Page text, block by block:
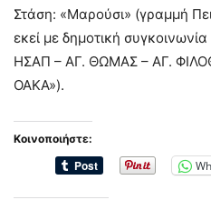
Στάση: «Μαρούσι» (γραμμή
εκεί με δημοτική
ΗΣΑΠ – ΑΓ. ΘΩΜΑΣ – ΑΓ.
ΟΑΚΑ»).
Κοινοποιήστε: